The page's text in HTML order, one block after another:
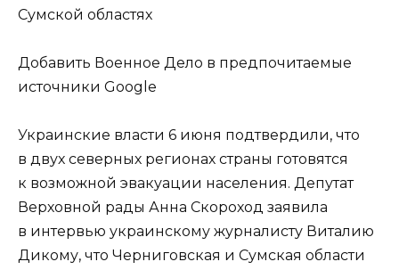
Сумской областях
Добавить Военное Дело в предпочитаемые
источники Google
Украинские власти 6 июня подтвердили, что
в двух северных регионах страны готовятся
к возможной эвакуации населения. Депутат
Верховной рады Анна Скороход заявила
в интервью украинскому журналисту Виталию
Дикому, что Черниговская и Сумская области